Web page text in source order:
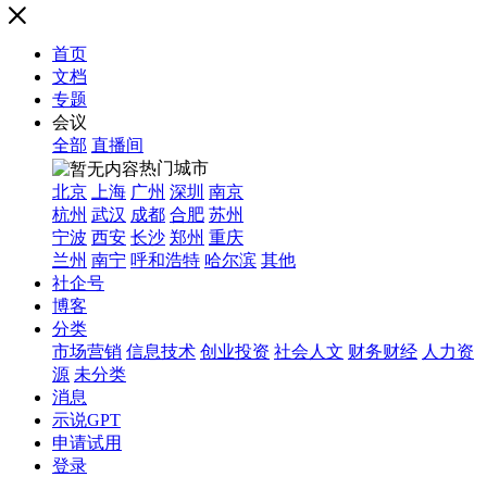
首页
文档
专题
会议
全部 直播间
热门城市
北京
上海 广州 深圳 南京
杭州 武汉 成都 合肥 苏州
宁波 西安 长沙 郑州 重庆
兰州 南宁 呼和浩特 哈尔滨 其他
社企号
博客
分类
市场营销 信息技术 创业投资 社会人文 财务财经 人力资
源 未分类
消息
示说GPT
申请试用
登录